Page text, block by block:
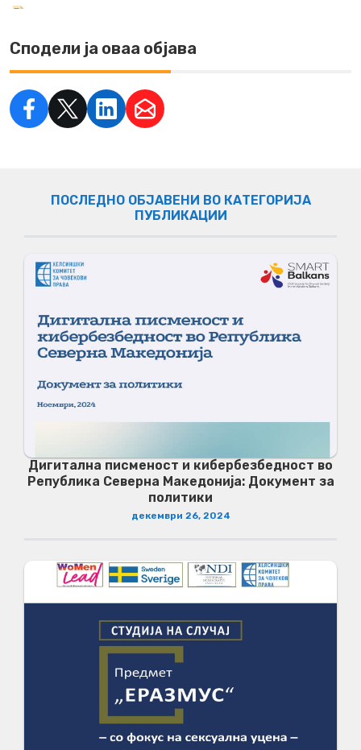
Сподели ја оваа објава
ПОСЛЕДНО ОБЈАВЕНИ ВО КАТЕГОРИЈА
ПУБЛИКАЦИИ
Дигитална писменост и кибербезбедност во
Република Северна Македонија: Документ за
политики
декември 26, 2024